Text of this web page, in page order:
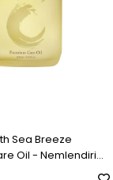
Sea Breeze
Oil - Nemlendirici
Bakım Yağı 200